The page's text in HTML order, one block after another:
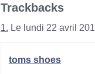
Trackbacks
1. Le lundi 22 avril
toms shoes